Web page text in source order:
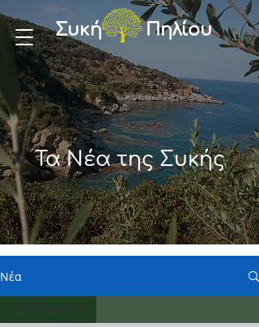
Συκή Πηλίου
Τα Νέα της Συκής
Νέα